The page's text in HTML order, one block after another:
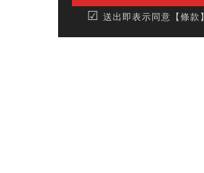
☑送出即表示同意【條款】